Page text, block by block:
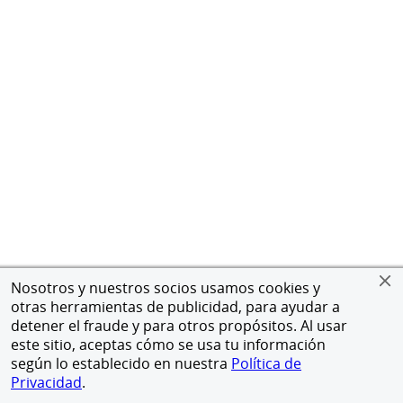
Nosotros y nuestros socios usamos cookies y
otras herramientas de publicidad, para ayudar a
detener el fraude y para otros propósitos. Al usar
este sitio, aceptas cómo se usa tu información
según lo establecido en nuestra Política de
Privacidad.